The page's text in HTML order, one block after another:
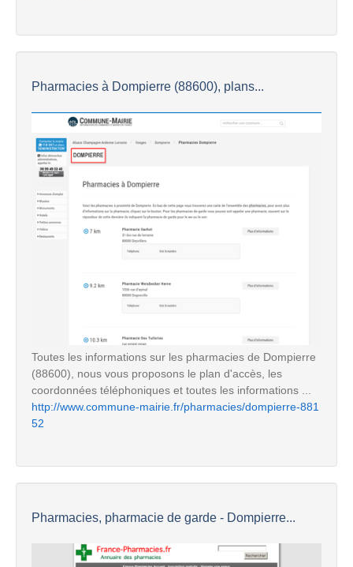
Pharmacies à Dompierre (88600), plans...
Toutes les informations sur les pharmacies de Dompierre
(88600), nous vous proposons le plan d'accès, les
coordonnées téléphoniques et toutes les informations ...
http://www.commune-mairie.fr/pharmacies/dompierre-881
52
Pharmacies, pharmacie de garde - Dompierre...